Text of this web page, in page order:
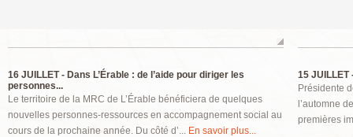
16 JUILLET - Dans L’Érable : de l’aide pour diriger les
personnes...
Le territoire de la MRC de L’Érable bénéficiera de quelques
nouvelles personnes-ressources en accompagnement social au
cours de la prochaine année. Du côté d’... En savoir plus...
15 JUILLET
Présidente
l’automne
premières